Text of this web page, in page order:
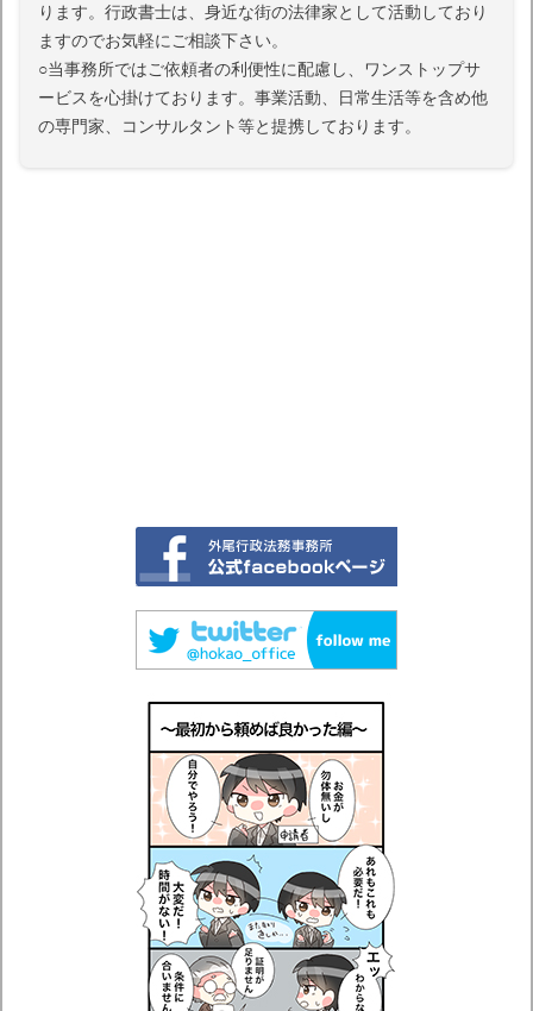
ります。行政書士は、身近な街の法律家として活動しており
ますのでお気軽にご相談下さい。
○当事務所ではご依頼者の利便性に配慮し、ワンストップサ
ービスを心掛けております。事業活動、日常生活等を含め他
の専門家、コンサルタント等と提携しております。